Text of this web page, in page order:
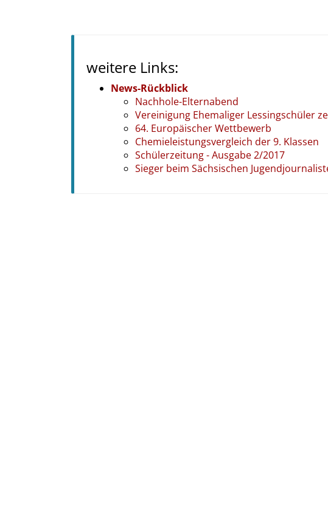
weitere Links:
News-Rückblick
Nachhole-Elternabend
Vereinigung Ehemaliger Lessingschüler
64. Europäischer Wettbewerb
Chemieleistungsvergleich der 9. Klassen
Schülerzeitung - Ausgabe 2/2017
Sieger beim Sächsischen